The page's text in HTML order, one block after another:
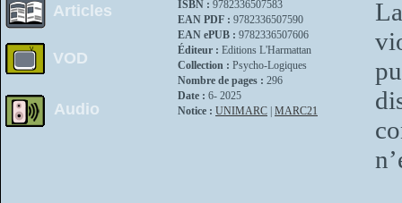
Articles
VOD
Audio
ISBN : 9782336507583
EAN PDF : 9782336507590
EAN ePUB : 9782336507606
Éditeur : Editions L'Harmattan
Collection : Psycho-Logiques
Nombre de pages : 296
Date : 6- 2025
Notice : UNIMARC MARC21